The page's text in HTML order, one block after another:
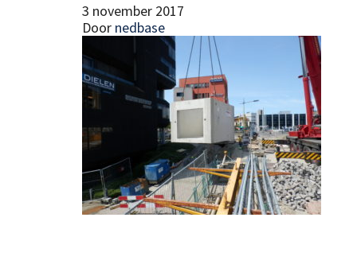
3 november 2017
Door nedbase